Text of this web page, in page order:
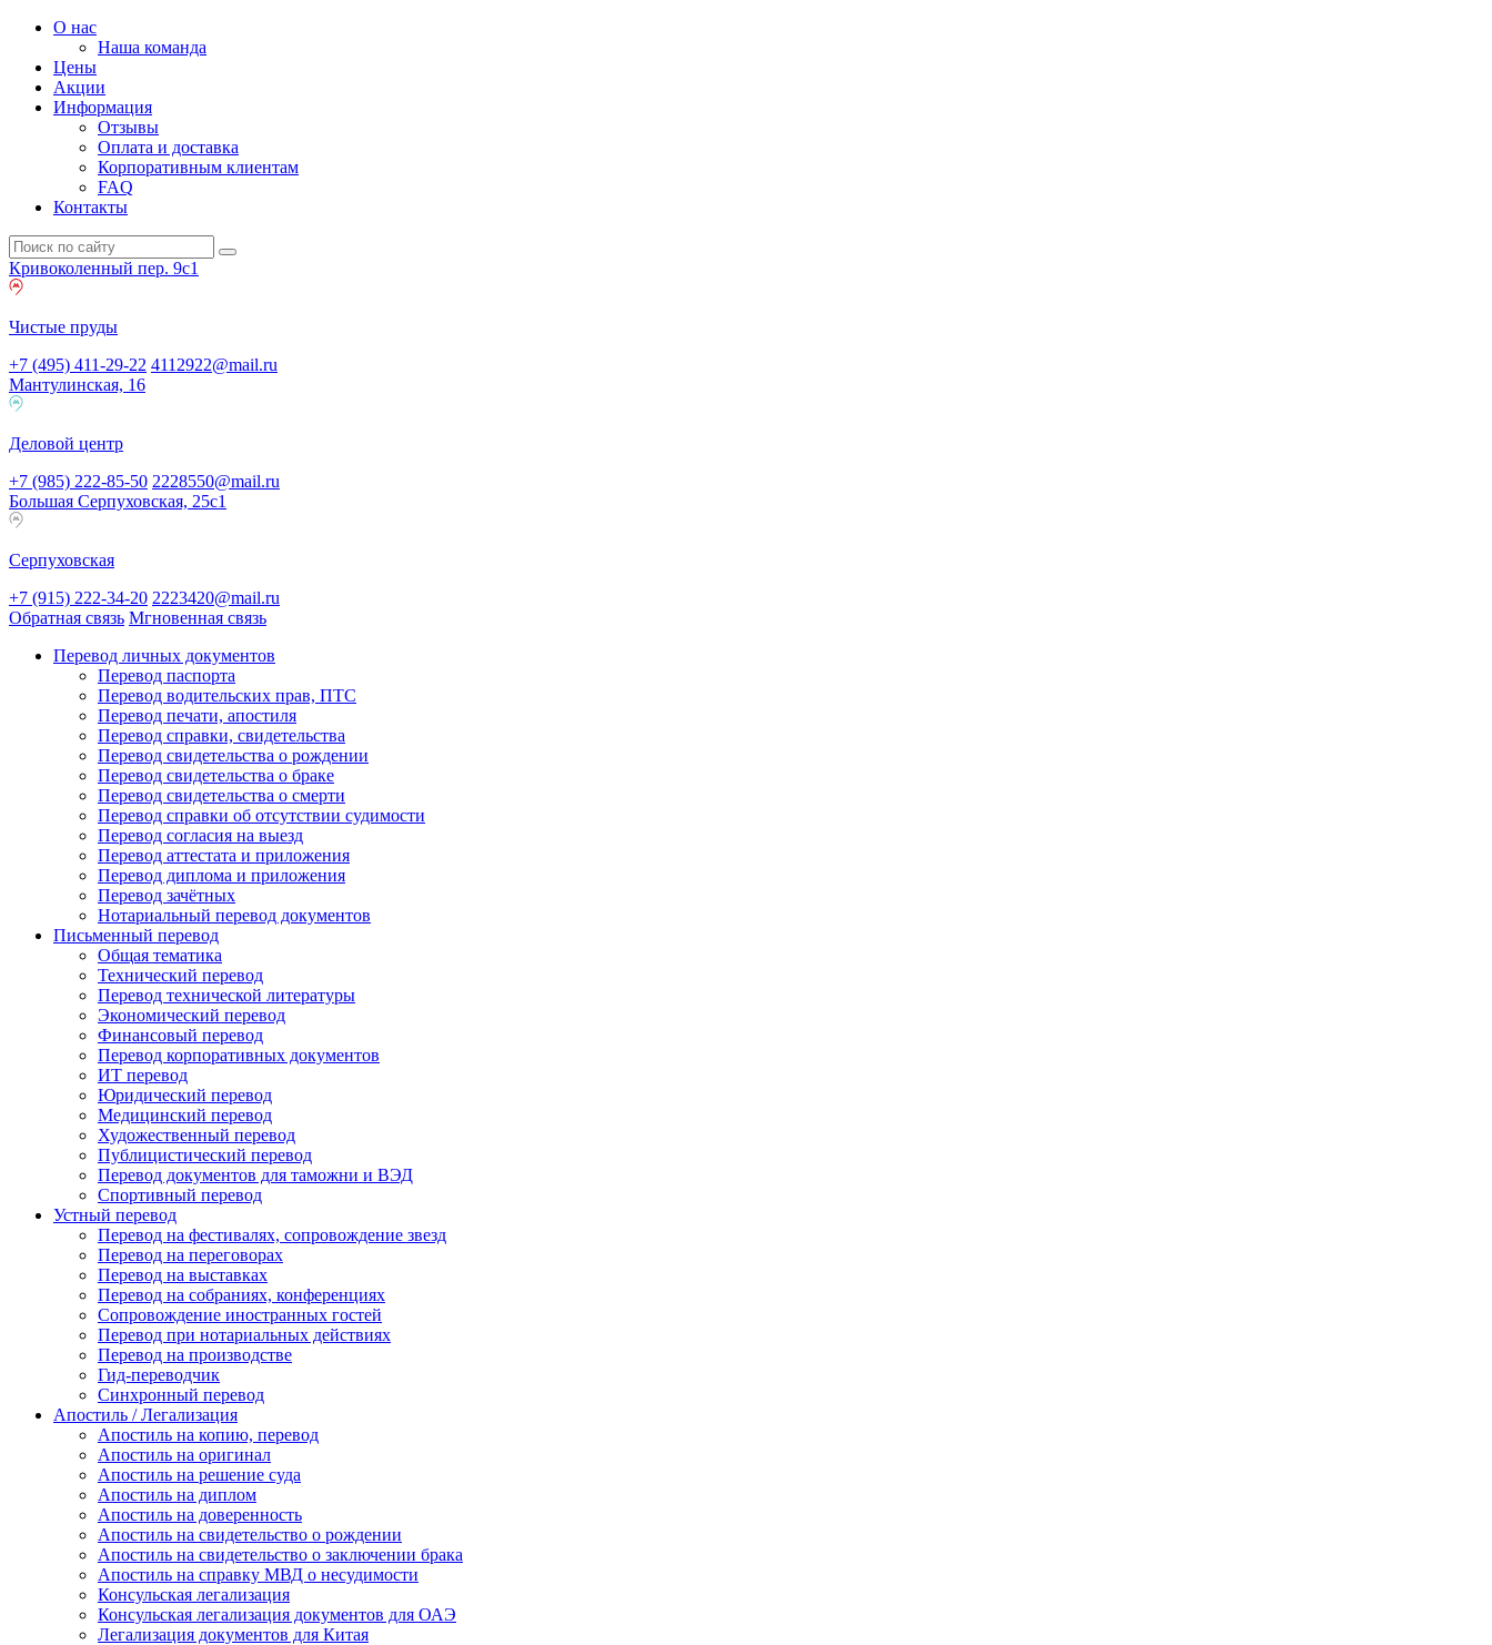
О нас
Наша команда
Цены
Акции
Информация
Отзывы
Оплата и доставка
Корпоративным клиентам
FAQ
Контакты
Кривоколенный пер. 9c1
Чистые пруды
+7 (495) 411-29-22 4112922@mail.ru
Мантулинская, 16
Деловой центр
+7 (985) 222-85-50 2228550@mail.ru
Большая Серпуховская, 25с1
Серпуховская
+7 (915) 222-34-20 2223420@mail.ru
Обратная связь Мгновенная связь
Перевод личных документов
Перевод паспорта
Перевод водительских прав, ПТС
Перевод печати, апостиля
Перевод справки, свидетельства
Перевод свидетельства о рождении
Перевод свидетельства о браке
Перевод свидетельства о смерти
Перевод справки об отсутствии судимости
Перевод согласия на выезд
Перевод аттестата и приложения
Перевод диплома и приложения
Перевод зачётных
Нотариальный перевод документов
Письменный перевод
Общая тематика
Технический перевод
Перевод технической литературы
Экономический перевод
Финансовый перевод
Перевод корпоративных документов
ИТ перевод
Юридический перевод
Медицинский перевод
Художественный перевод
Публицистический перевод
Перевод документов для таможни и ВЭД
Спортивный перевод
Устный перевод
Перевод на фестивалях, сопровождение звезд
Перевод на переговорах
Перевод на выставках
Перевод на собраниях, конференциях
Сопровождение иностранных гостей
Перевод при нотариальных действиях
Перевод на производстве
Гид-переводчик
Синхронный перевод
Апостиль / Легализация
Апостиль на копию, перевод
Апостиль на оригинал
Апостиль на решение суда
Апостиль на диплом
Апостиль на доверенность
Апостиль на свидетельство о рождении
Апостиль на свидетельство о заключении брака
Апостиль на справку МВД о несудимости
Консульская легализация
Консульская легализация документов для ОАЭ
Легализация документов для Китая